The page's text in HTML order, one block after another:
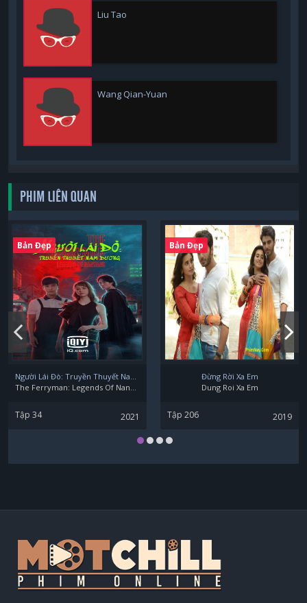
Liu Tao
Wang Qian-Yuan
PHIM LIÊN QUAN
Bản Đẹp
Người Lái Đò: Truyền Thuyết Nam Dương
The Ferryman: Legends Of Nanyang
Tập 34 2021
Bản Đẹp
Đừng Rời Xa Em
Dung Roi Xa Em
Tập 206 2019